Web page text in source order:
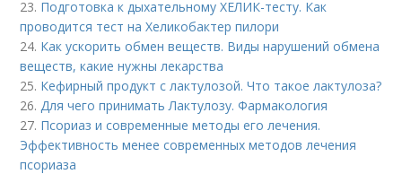
23. Подготовка к дыхательному ХЕЛИК-тесту. Как
проводится тест на Хеликобактер пилори
24. Как ускорить обмен веществ. Виды нарушений обмена
веществ, какие нужны лекарства
25. Кефирный продукт с лактулозой. Что такое лактулоза?
26.Для чего принимать Лактулозу. Фармакология
27. Псориаз и современные методы его лечения.
Эффективность менее современных методов лечения
псориаза